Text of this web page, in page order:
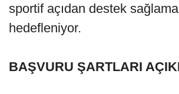
sportif açıdan destek
hedefleniyor.
BAŞVURU ŞARTLARI